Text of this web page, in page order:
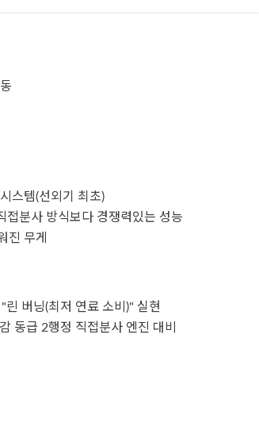
스템(선외기 최초)
접분사 방식보다 경쟁력있는 성능
진 무게
린 버닝(최저 연료 소비)" 실현
동급 2행정 직접분사 엔진 대비